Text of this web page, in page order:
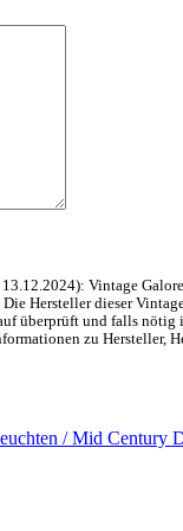
Vintage
Hersteller dieser
überprüft und falls
zu Hersteller,